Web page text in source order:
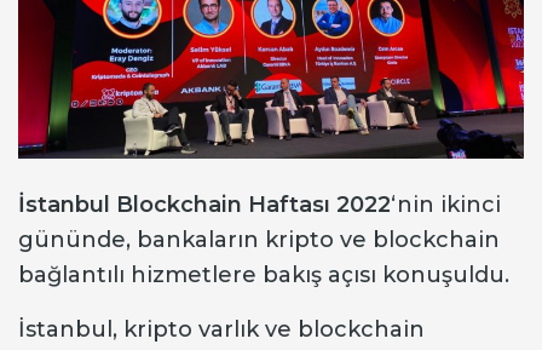
İstanbul Blockchain Haftası 2022‘nin ikinci
gününde, bankaların kripto ve blockchain
bağlantılı hizmetlere bakış açısı konuşuldu.
İstanbul, kripto varlık ve blockchain